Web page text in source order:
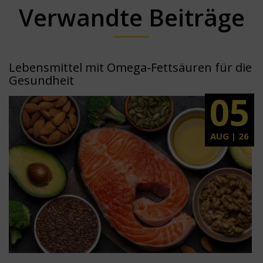
Verwandte Beiträge
Lebensmittel mit Omega-Fettsäuren für die
Gesundheit
05
AUG | 26